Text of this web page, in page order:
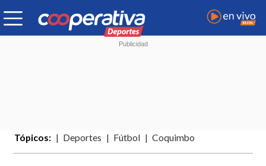
Tópicos: Deportes Fútbol Coquimbo